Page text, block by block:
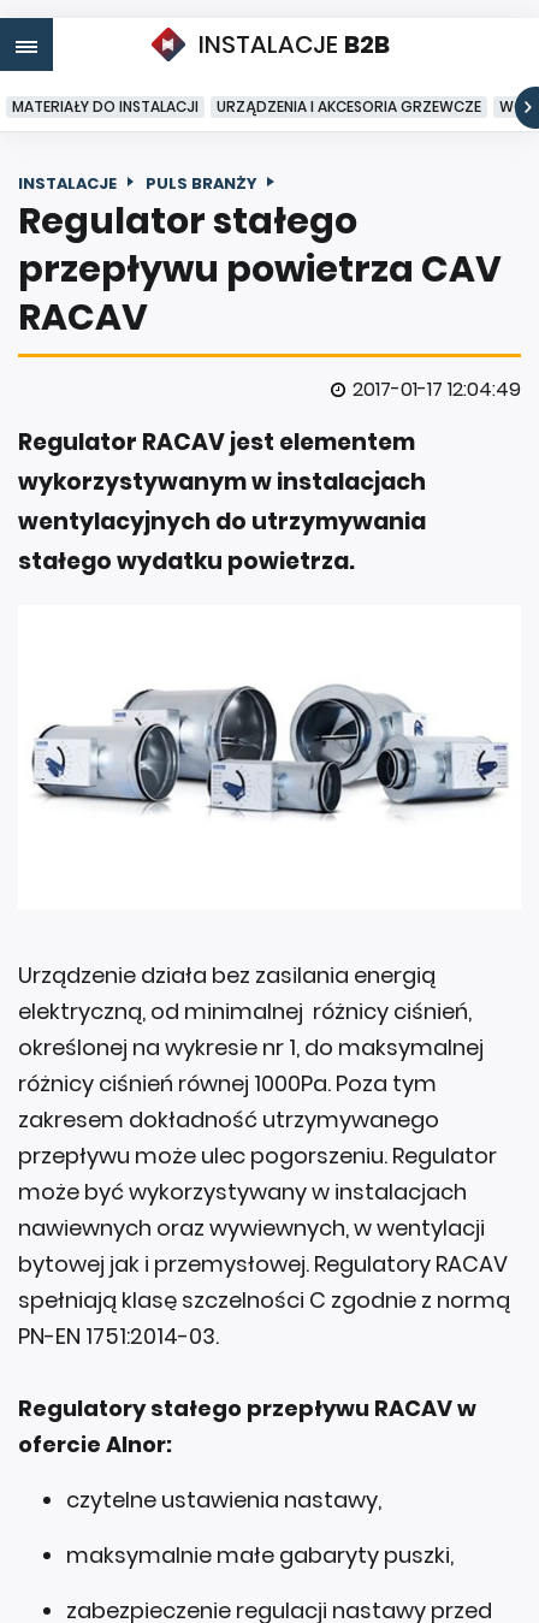
INSTALACJE B2B
MATERIAŁY DO INSTALACJI URZĄDZENIA I AKCESORIA GRZEWCZE
INSTALACJE PULS BRANŻY
Regulator stałego
przepływu powietrza CAV
RACAV
2017-01-17 12:04:49
Regulator RACAV jest elementem
wykorzystywanym w instalacjach
wentylacyjnych do utrzymywania
stałego wydatku powietrza.
Urządzenie działa bez zasilania energią
elektryczną, od minimalnej różnicy ciśnień,
określonej na wykresie nr 1, do maksymalnej
różnicy ciśnień równej 1000Pa. Poza tym
zakresem dokładność utrzymywanego
przepływu może ulec pogorszeniu. Regulator
może być wykorzystywany w instalacjach
nawiewnych oraz wywiewnych, w wentylacji
bytowej jak i przemysłowej. Regulatory RACAV
spełniają klasę szczelności C zgodnie z normą
PN-EN 1751:2014-03.
Regulatory stałego przepływu RACAV w
ofercie Alnor:
czytelne ustawienia nastawy,
maksymalnie małe gabaryty puszki,
zabezpieczenie regulacji nastawy przed